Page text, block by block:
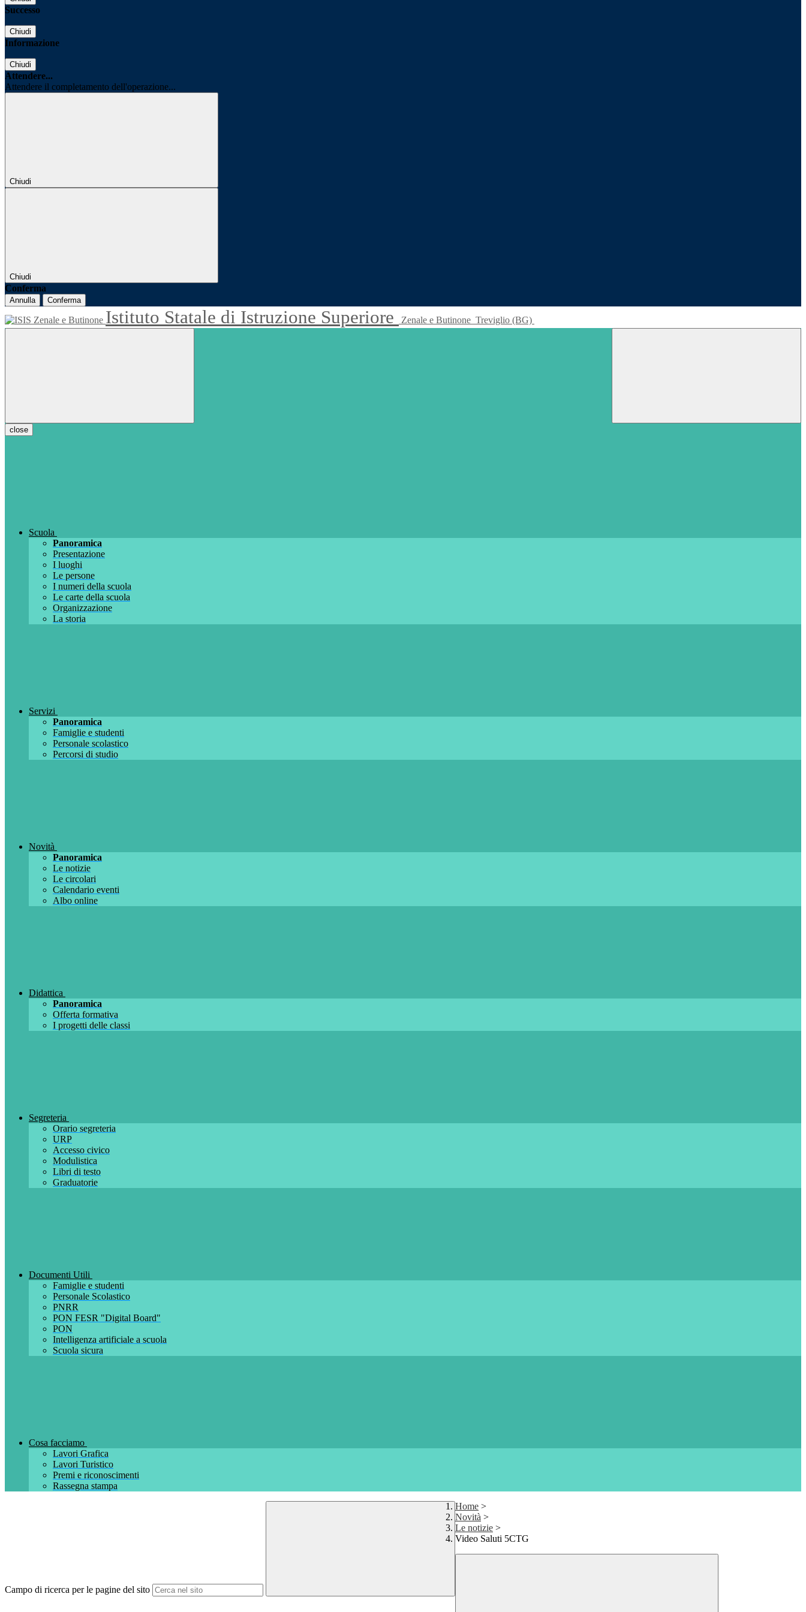
Successo
Chiudi
Informazione
Chiudi
Attendere...
Attendere il completamento dell'operazione...
Chiudi
Chiudi
Conferma
Annulla Conferma
Istituto Statale di Istruzione Superiore Zenale e Butinone Treviglio (BG)
close
Scuola
Panoramica
Presentazione
I luoghi
Le persone
I numeri della scuola
Le carte della scuola
Organizzazione
La storia
Servizi
Panoramica
Famiglie e studenti
Personale scolastico
Percorsi di studio
Novità
Panoramica
Le notizie
Le circolari
Calendario eventi
Albo online
Didattica
Panoramica
Offerta formativa
I progetti delle classi
Segreteria
Orario segreteria
URP
Accesso civico
Modulistica
Libri di testo
Graduatorie
Documenti Utili
Famiglie e studenti
Personale Scolastico
PNRR
PON FESR "Digital Board"
PON
Intelligenza artificiale a scuola
Scuola sicura
Cosa facciamo
Lavori Grafica
Lavori Turistico
Premi e riconoscimenti
Rassegna stampa
Campo di ricerca per le pagine del sito
Home >
Novità >
Le notizie >
Video Saluti 5CTG